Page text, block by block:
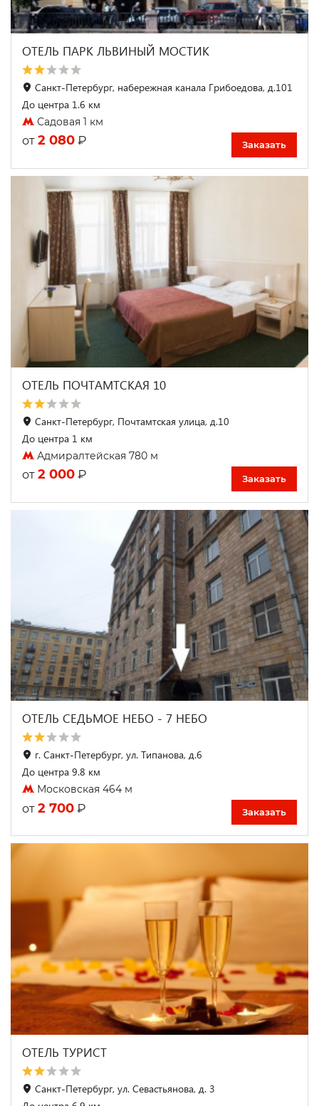
ОТЕЛЬ ПАРК ЛЬВИНЫЙ МОСТИК
Санкт-Петербург, набережная канала Грибоедова, д.101
До центра 1.6 км
Садовая 1 км
от 2 080 ₽ Заказать
ОТЕЛЬ ПОЧТАМТСКАЯ 10
Санкт-Петербург, Почтамтская улица, д.10
До центра 1 км
Адмиралтейская 780 м
от 2 000 ₽ Заказать
ОТЕЛЬ СЕДЬМОЕ НЕБО - 7 НЕБО
г. Санкт-Петербург, ул. Типанова, д.6
До центра 9.8 км
Московская 464 м
от 2 700 ₽ Заказать
ОТЕЛЬ ТУРИСТ
Санкт-Петербург, ул. Севастьянова, д. 3